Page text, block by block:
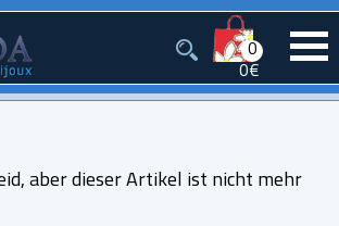
0
0€
aber dieser Artikel ist nicht mehr